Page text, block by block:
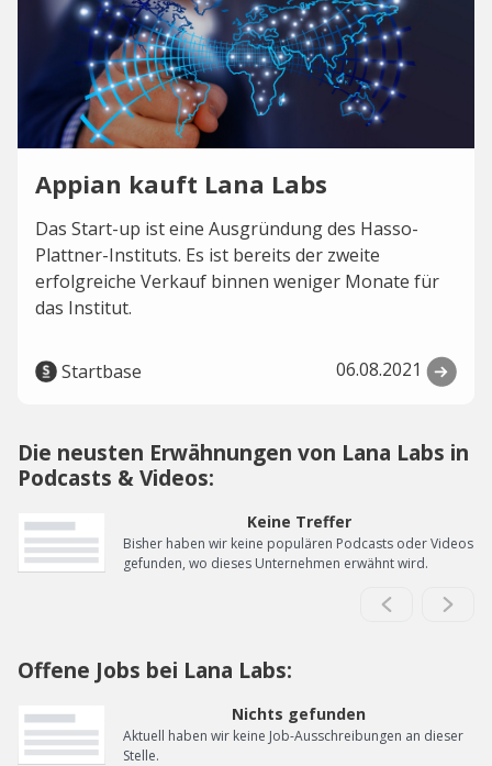
Appian kauft Lana Labs
Das Start-up ist eine Ausgründung des Hasso-
Plattner-Instituts. Es ist bereits der zweite
erfolgreiche Verkauf binnen weniger Monate für
das Institut.
Startbase 06.08.2021
Die neusten Erwähnungen von Lana Labs in
Podcasts & Videos:
Keine Treffer
Bisher haben wir keine populären Podcasts oder Videos
gefunden, wo dieses Unternehmen erwähnt wird.
Offene Jobs bei Lana Labs:
Nichts gefunden
Aktuell haben wir keine Job-Ausschreibungen an dieser
Stelle.